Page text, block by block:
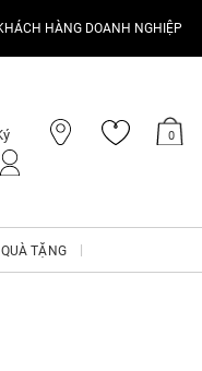
HÀNG DOANH NGHIỆP
0
QUÀ TẶNG